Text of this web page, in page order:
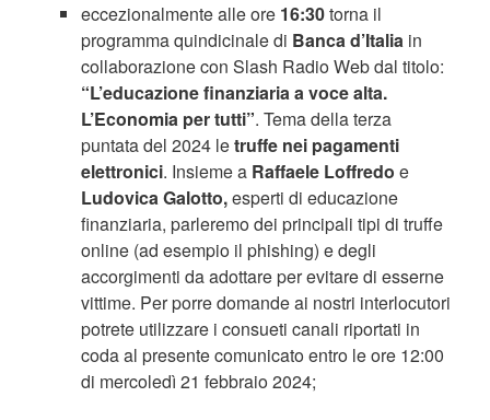
eccezionalmente alle ore 16:30torna il
programma quindicinale di Banca d’Italia in
collaborazione con Slash Radio Web dal titolo:
“L’educazione finanziaria a voce alta.
L’Economia per tutti”. Tema della terza
puntata del 2024 letruffe nei pagamenti
elettronici. Insieme a Raffaele Loffredo e
Ludovica Galotto,esperti di educazione
finanziaria, parleremo dei principali tipi di truffe
online (ad esempio il phishing) e degli
accorgimenti da adottare per evitare di esserne
vittime. Per porre domande ai nostri interlocutori
potrete utilizzare i consueti canali riportati in
coda al presente comunicato entro le ore 12:00
di mercoledì 21 febbraio 2024;